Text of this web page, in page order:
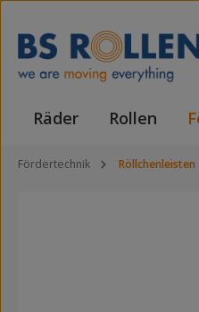
Räder Rollen
Fördertechnik Röllchenleisten